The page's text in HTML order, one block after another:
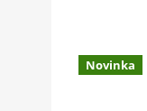
V Novinka